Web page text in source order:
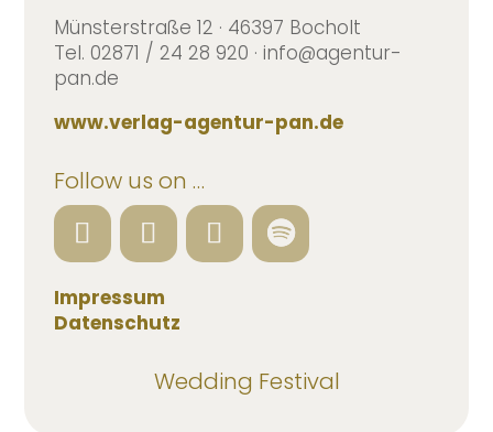
Münsterstraße 12 · 46397 Bocholt
Tel. 02871 / 24 28 920 · info@agentur-
pan.de
www.verlag-agentur-pan.de
Follow us on …
Impressum
Datenschutz
Wedding Festival